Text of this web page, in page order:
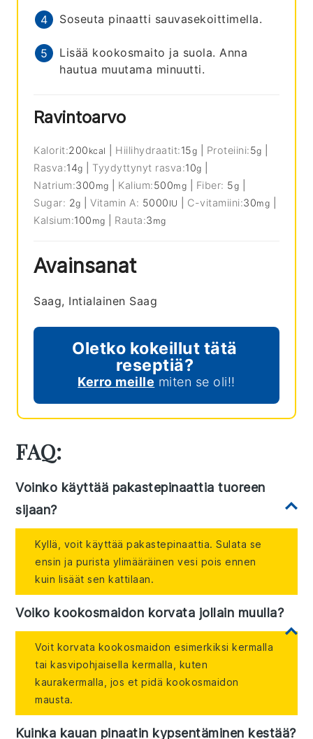
Soseuta pinaatti sauvasekoittimella.
Lisää kookosmaito ja suola. Anna
hautua muutama minuutti.
Ravintoarvo
Kalorit:200 kcal Hiilihydraatit:15g Proteiini:5g
Rasva:14g Tyydyttynyt rasva:10g
Natrium:300 mg Kalium:500mg Fiber: 5g
Sugar: 2g |Vitamin A: 5000 IU C-vitamiini:30mg
Kalsium:100 mg Rauta:3 mg
Avainsanat
Saag, Intialainen Saag
Oletko kokeillut tätä
reseptiä?
Kerro meille miten se oli!!
FAQ:
Voinko käyttää pakastepinaattia tuoreen
sijaan?
Kyllä, voit käyttää pakastepinaattia. Sulata se
ensin ja purista ylimääräinen vesi pois ennen
kuin lisäät sen kattilaan.
Voiko kookosmaidon korvata jollain muulla?
Voit korvata kookosmaidon esimerkiksi kermalla
tai kasvipohjaisella kermalla, kuten
kaurakermalla, jos et pidä kookosmaidon
mausta.
Kuinka kauan pinaatin kypsentäminen kestää?